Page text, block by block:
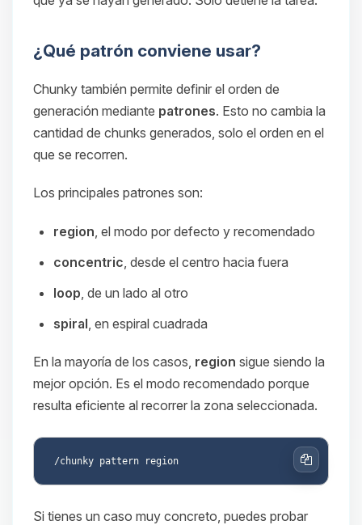
¿Qué patrón conviene usar?
Chunky también permite definir el orden de
generación mediante patrones. Esto no cambia la
cantidad de chunks generados, solo el orden en el
que se recorren.
Los principales patrones son:
region , el modo por defecto y recomendado
concentric , desde el centro hacia fuera
loop , de un lado al otro
spiral , en espiral cuadrada
En la mayoría de los casos, region sigue siendo la
mejor opción. Es el modo recomendado porque
resulta eficiente al recorrer la zona seleccionada.
Copiar
Si tienes un caso muy concreto, puedes probar